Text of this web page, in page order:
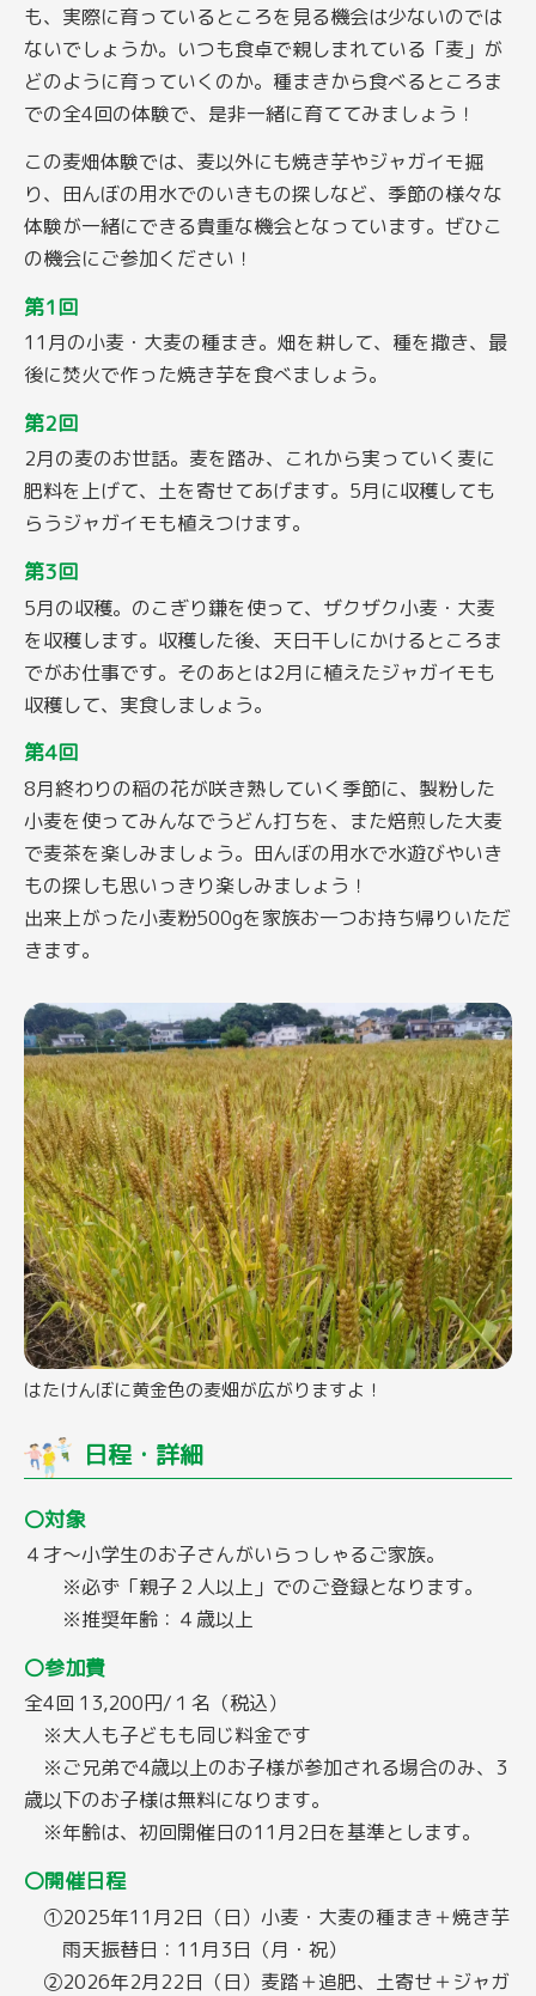
も、実際に育っているところを見る機会は少ないのでは
ないでしょうか。いつも食卓で親しまれている「麦」が
どのように育っていくのか。種まきから食べるところま
での全4回の体験で、是非一緒に育ててみましょう！
この麦畑体験では、麦以外にも焼き芋やジャガイモ掘
り、田んぼの用水でのいきもの探しなど、季節の様々な
体験が一緒にできる貴重な機会となっています。ぜひこ
の機会にご参加ください！
第1回
11月の小麦・大麦の種まき。畑を耕して、種を撒き、最
後に焚火で作った焼き芋を食べましょう。
第2回
2月の麦のお世話。麦を踏み、これから実っていく麦に
肥料を上げて、土を寄せてあげます。5月に収穫しても
らうジャガイモも植えつけます。
第3回
5月の収穫。のこぎり鎌を使って、ザクザク小麦・大麦
を収穫します。収穫した後、天日干しにかけるところま
でがお仕事です。そのあとは2月に植えたジャガイモも
収穫して、実食しましょう。
第4回
8月終わりの稲の花が咲き熟していく季節に、製粉した
小麦を使ってみんなでうどん打ちを、また焙煎した大麦
で麦茶を楽しみましょう。田んぼの用水で水遊びやいき
もの探しも思いっきり楽しみましょう！
出来上がった小麦粉500gを家族お一つお持ち帰りいただ
きます。
はたけんぼに黄金色の麦畑が広がりますよ！
日程・詳細
〇対象
４才〜小学生のお子さんがいらっしゃるご家族。
※必ず「親子２人以上」でのご登録となります。
※推奨年齢：４歳以上
〇参加費
全4回 13,200円/１名（税込）
※大人も子どもも同じ料金です
※ご兄弟で4歳以上のお子様が参加される場合のみ、3
歳以下のお子様は無料になります。
※年齢は、初回開催日の11月2日を基準とします。
〇開催日程
①2025年11月2日（日）小麦・大麦の種まき＋焼き芋
雨天振替日：11月3日（月・祝）
②2026年2月22日（日）麦踏＋追肥、土寄せ＋ジャガ